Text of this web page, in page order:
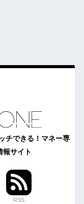
チできる！マネー専
報サイト
RSS